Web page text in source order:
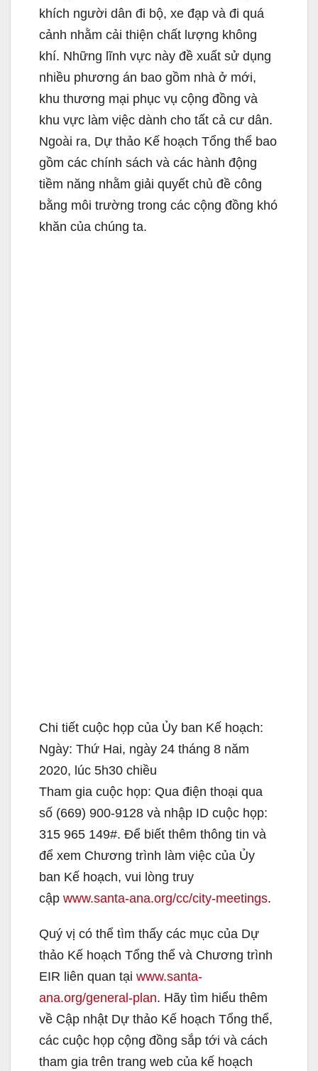
khích người dân đi bộ, xe đạp và đi quá
cảnh nhằm cải thiện chất lượng không
khí. Những lĩnh vực này đề xuất sử dụng
nhiều phương án bao gồm nhà ở mới,
khu thương mại phục vụ cộng đồng và
khu vực làm việc dành cho tất cả cư dân.
Ngoài ra, Dự thảo Kế hoạch Tổng thể bao
gồm các chính sách và các hành động
tiềm năng nhằm giải quyết chủ đề công
bằng môi trường trong các cộng đồng khó
khăn của chúng ta.
Chi tiết cuộc họp của Ủy ban Kế hoạch:
Ngày: Thứ Hai, ngày 24 tháng 8 năm
2020, lúc 5h30 chiều
Tham gia cuộc họp: Qua điện thoại qua
số (669) 900-9128 và nhập ID cuộc họp:
315 965 149#. Để biết thêm thông tin và
để xem Chương trình làm việc của Ủy
ban Kế hoạch, vui lòng truy
cập www.santa-ana.org/cc/city-meetings.
Quý vị có thể tìm thấy các mục của Dự
thảo Kế hoạch Tổng thể và Chương trình
EIR liên quan tại www.santa-
ana.org/general-plan. Hãy tìm hiểu thêm
về Cập nhật Dự thảo Kế hoạch Tổng thể,
các cuộc họp cộng đồng sắp tới và cách
tham gia trên trang web của kế hoạch